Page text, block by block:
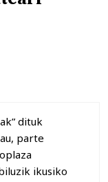
dituk
parte
ikusiko